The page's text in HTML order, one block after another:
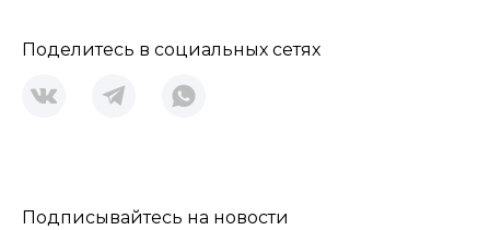
Поделитесь в социальных сетях
Подписывайтесь на новости